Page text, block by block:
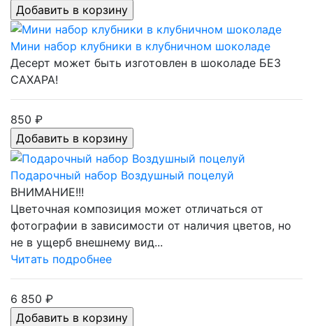
Мини набор клубники в клубничном шоколаде
Десерт может быть изготовлен в шоколаде БЕЗ
САХАРА!
850 ₽
Подарочный набор Воздушный поцелуй
ВНИМАНИЕ!!!
Цветочная композиция может отличаться от
фотографии в зависимости от наличия цветов, но
не в ущерб внешнему вид...
Читать подробнее
6 850 ₽